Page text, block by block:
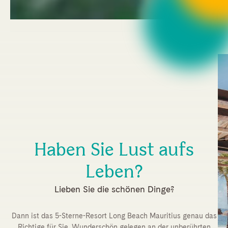
Haben Sie Lust aufs
Leben?
Lieben Sie die schönen Dinge?
Dann ist das 5-Sterne-Resort Long Beach Mauritius genau das